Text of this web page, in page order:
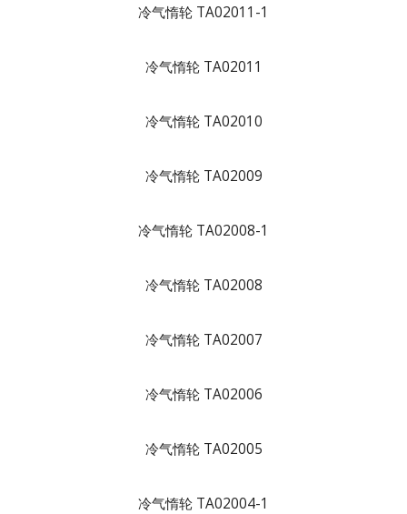
冷气惰轮 TA02011-1
冷气惰轮 TA02011
冷气惰轮 TA02010
冷气惰轮 TA02009
冷气惰轮 TA02008-1
冷气惰轮 TA02008
冷气惰轮 TA02007
冷气惰轮 TA02006
冷气惰轮 TA02005
冷气惰轮 TA02004-1